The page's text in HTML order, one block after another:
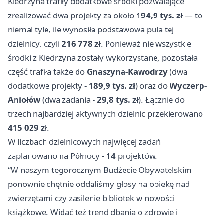
zrealizować dwa projekty za około 194,9 tys. zł— to
niemal tyle, ile wynosiła podstawowa pula tej
dzielnicy, czyli 216 778 zł. Ponieważ nie wszystkie
środki z Kiedrzyna zostały wykorzystane, pozostała
część trafiła także do Gnaszyna-Kawodrzy(dwa
dodatkowe projekty - 189,9 tys. zł) oraz doWyczerp-
Aniołów(dwa zadania -29,8 tys. zł). Łącznie do
trzech najbardziej aktywnych dzielnic przekierowano
415 029 zł.
W liczbach dzielnicowych najwięcej zadań
zaplanowano na Północy - 14 projektów.
“W naszym tegorocznym Budżecie Obywatelskim
ponownie chętnie oddaliśmy głosy na opiekę nad
zwierzętami czy zasilenie bibliotek w nowości
książkowe. Widać też trend dbania o zdrowie i